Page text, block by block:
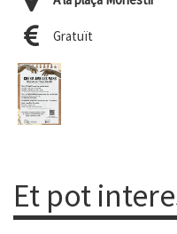
Gratuït
Et pot